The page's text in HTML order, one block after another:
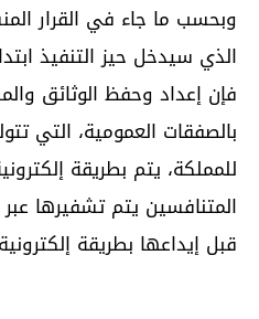
وبحسب ما جاء في القرار
الذي سيدخل حيز التنفيذ
فإن إعداد وحفظ الوثائق
بالصفقات العمومية، التي
للمملكة، يتم بطريقة
المتنافسين يتم تشفيرها
قبل إيداعها بطريقة